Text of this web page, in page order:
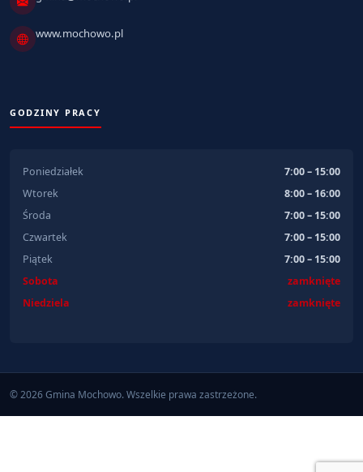
www.mochowo.pl
GODZINY PRACY
Poniedziałek
7:00 – 15:00
Wtorek
8:00 – 16:00
Środa
7:00 – 15:00
Czwartek
7:00 – 15:00
Piątek
7:00 – 15:00
Sobota
zamknięte
Niedziela
zamknięte
© 2026 Gmina Mochowo. Wszelkie prawa zastrzeżone.